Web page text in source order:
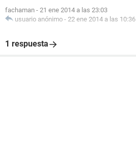
fachaman - 21 ene 2014 a las 23:03
usuario anónimo - 22 ene 2014 a las 10:36
1 respuesta